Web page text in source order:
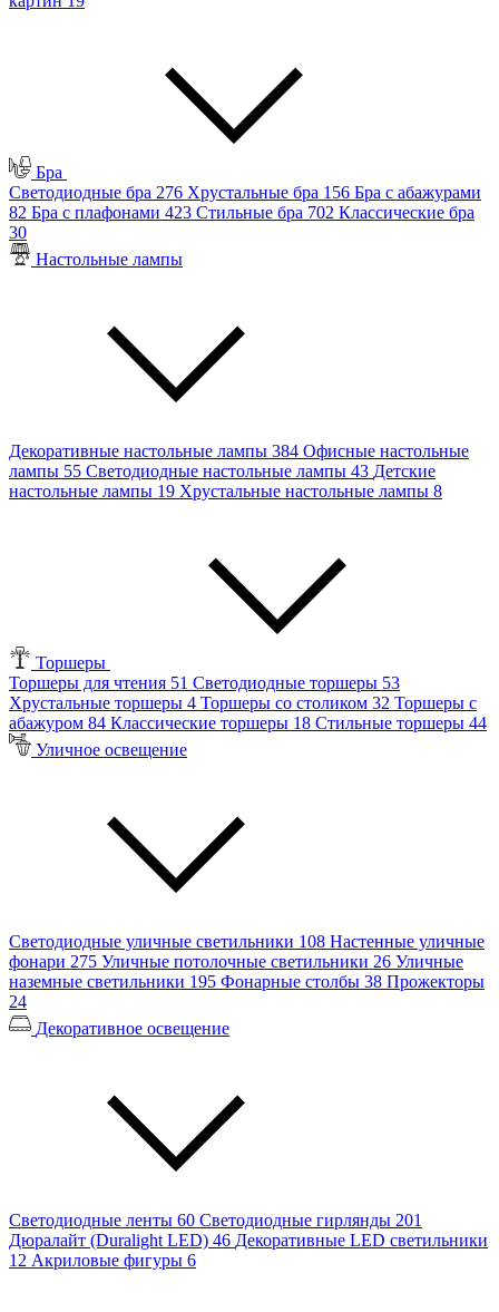
Бра
Светодиодные бра 276 Хрустальные бра 156 Бра с абажурами
82 Бра с плафонами 423 Стильные бра 702 Классические бра
30
Настольные лампы
Декоративные настольные лампы 384 Офисные настольные
лампы 55 Светодиодные настольные лампы 43 Детские
настольные лампы 19 Хрустальные настольные лампы 8
Торшеры
Торшеры для чтения 51 Светодиодные торшеры 53
Хрустальные торшеры 4 Торшеры со столиком 32 Торшеры с
абажуром 84 Классические торшеры 18 Стильные торшеры 44
Уличное освещение
Светодиодные уличные светильники 108 Настенные уличные
фонари 275 Уличные потолочные светильники 26 Уличные
наземные светильники 195 Фонарные столбы 38 Прожекторы
24
Декоративное освещение
Светодиодные ленты 60 Светодиодные гирлянды 201
Дюралайт (Duralight LED) 46 Декоративные LED светильники
12 Акриловые фигуры 6